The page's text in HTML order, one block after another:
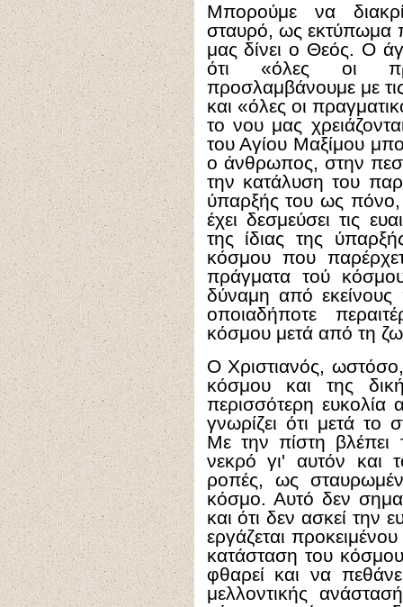
Μπορούμε να
σταυρό, ως
μας δίνει ο Θεός. Ο
ότι «όλες οι
προσλαμβάνουμε με
και «όλες οι
το νου μας
του Αγίου Μαξίμου
ο άνθρωπος, στην
την κατάλυση του
ύπαρξής του ως πόνο,
έχει δεσμεύσει τις
της ίδιας της
κόσμου που
πράγματα τού κόσμου
δύναμη από εκείνους
οποιαδήποτε
κόσμου μετά από τη
Ο Χριστιανός,
κόσμου και της
περισσότερη ευκολία
γνωρίζει ότι μετά
Με την πίστη
νεκρό γι' αυτόν και
ροπές, ως
κόσμο. Αυτό δεν
και ότι δεν ασκεί την
εργάζεται
κατάσταση του
φθαρεί και να
μελλοντικής